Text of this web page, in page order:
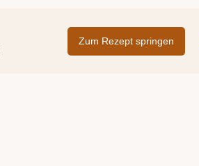
Zum Rezept springen